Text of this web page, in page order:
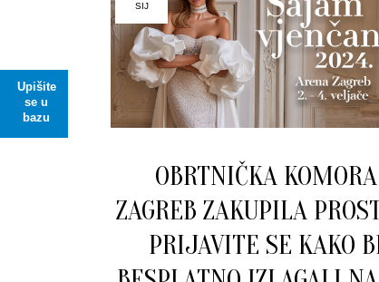
Upišite
se u
bazu
SIJ
OBRTNIČKA KOMORA
ZAGREB ZAKUPILA
PRIJAVITE SE KAKO